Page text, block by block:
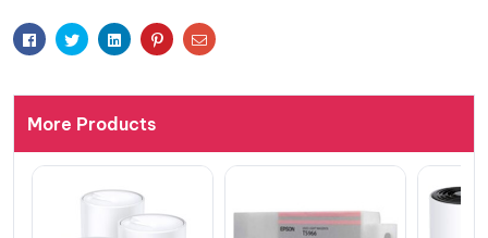
FacebookTwitterLinkedinPinterestEmail
More Products